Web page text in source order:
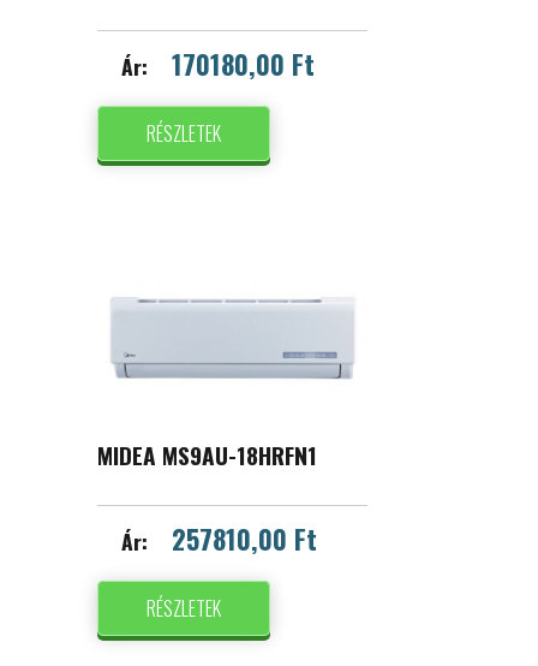
Ár: 170180,00 Ft
RÉSZLETEK
MIDEA MS9AU-18HRFN1
Ár: 257810,00 Ft
RÉSZLETEK